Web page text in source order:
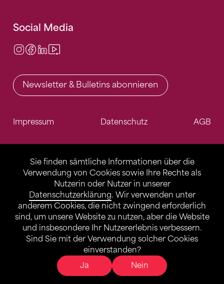
Sie finden sämtliche Informationen über die
Verwendung von Cookies sowie Ihre Rechte als
Nutzerin oder Nutzer in unserer
Datenschutzerklärung. Wir verwenden unter
anderem Cookies, die nicht zwingend erforderlich
sind, um unsere Website zu nutzen, aber die Website
und insbesondere Ihr Nutzererlebnis verbessern.
Sind Sie mit der Verwendung solcher Cookies
einverstanden?
Ja
Nein
Social Media
Instagram
Facebook
LinkedIn
Newsletter & Bulletins abonnieren
Impressum Datenschutz AGB